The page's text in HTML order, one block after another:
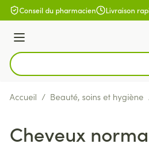
Aller au contenu
Conseil du pharmacien Livraison
Menu
Rechercher
Accueil / Beauté, soins et hygiène
Cheveux